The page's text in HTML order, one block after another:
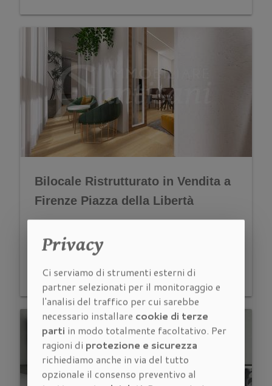
Bilocale Ristrutturato in Vendita a
Firenze Piazza della Libertà
square_foot
50 m2 2 locali 245.000
Privacy
Ci serviamo di strumenti esterni di
partner selezionati per il monitoraggio e
l'analisi del traffico per cui sarebbe
necessario installare cookie di terze
parti in modo totalmente facoltativo. Per
ragioni di protezione e sicurezza
richiediamo anche in via del tutto
opzionale il consenso preventivo al